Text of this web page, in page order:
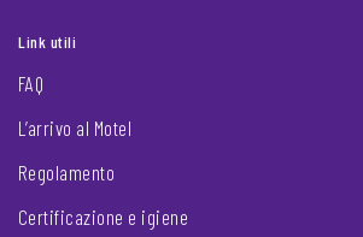
Link utili
FAQ
L’arrivo al Motel
Regolamento
Certificazione e igiene